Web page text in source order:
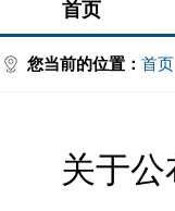
首页
您当前的位置： 首页
关于